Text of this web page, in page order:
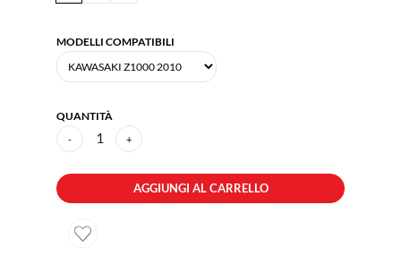
MODELLI COMPATIBILI
QUANTITÀ
- 1 +
AGGIUNGI AL CARRELLO